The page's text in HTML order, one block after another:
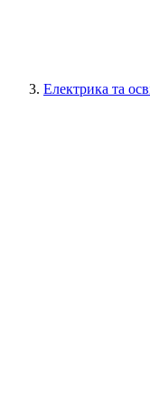
Електрика та